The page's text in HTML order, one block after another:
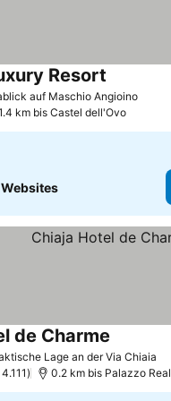
auf Maschio Angioino
Resort
km bis Castel dell'Ovo
Lage an der Via Chiaia
de Charme
4.111 0.2 km bis Palazzo